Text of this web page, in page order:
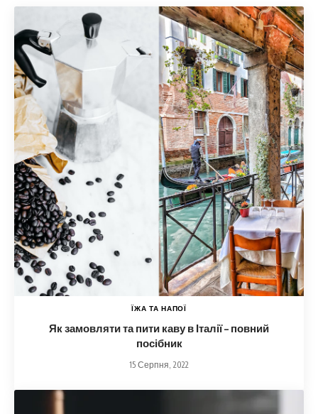
ЇЖА ТА НАПОЇ
Як замовляти та пити каву в Італії – повний
посібник
15 Серпня, 2022